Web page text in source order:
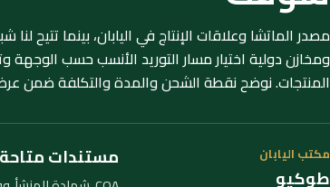
مصدر الماتشا وعلاقات الإنتاج في اليابان، بينما تتيح
ومخازن دولية اختيار مسار التوريد الأنسب حسب الوجهة
المنتجات. نوضح نقطة الشحن والمدة والتكلفة ضمن
مكتب اليابان
طوكيو
مستندات متاحة